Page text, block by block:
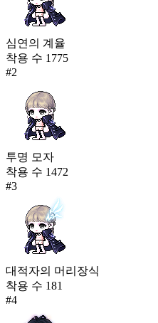
심연의 계율
착용 수 1775
#2
투명 모자
착용 수 1472
#3
대적자의 머리장식
착용 수 181
#4